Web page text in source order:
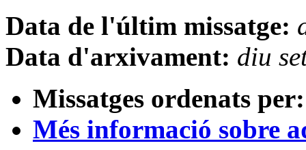
Data de l'últim missatge:
Data d'arxivament: diu
Missatges ordenats per:
Més informació sobre